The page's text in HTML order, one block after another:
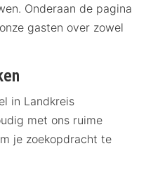
Onderaan de pagina
gasten over zowel
in Landkreis
met ons ruime
je zoekopdracht te